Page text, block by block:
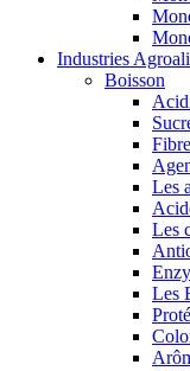
Industries
Boisson
Les
Les
Les